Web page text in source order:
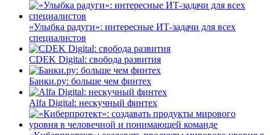
«Улыбка радуги»: интересные ИТ-задачи для всех
специалистов
CDEK Digital: свобода развития
Банки.ру: больше чем финтех
Alfa Digital: нескучный финтех